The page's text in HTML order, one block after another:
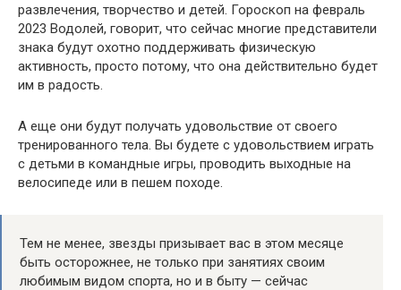
развлечения, творчество и детей. Гороскоп на февраль
2023 Водолей, говорит, что сейчас многие представители
знака будут охотно поддерживать физическую
активность, просто потому, что она действительно будет
им в радость.
А еще они будут получать удовольствие от своего
тренированного тела. Вы будете с удовольствием играть
с детьми в командные игры, проводить выходные на
велосипеде или в пешем походе.
Тем не менее, звезды призывает вас в этом месяце
быть осторожнее, не только при занятиях своим
любимым видом спорта, но и в быту — сейчас